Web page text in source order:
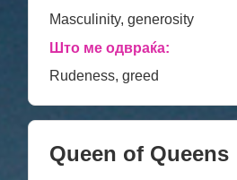
Masculinity, generosity
Што ме одвраќа:
Rudeness, greed
Queen of Queens